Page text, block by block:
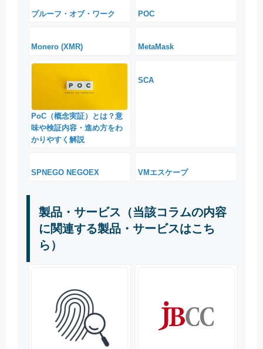
プルーフ・オブ・ワーク POC
Monero (XMR) MetaMask
PoC（概念実証）とは？意
味や検証内容・進め方をわ
かりやすく解説
SCA
SPNEGO NEGOEX VMエスケープ
製品・サービス（当該コラムの内容
に関連する製品・サービスはこち
ら）